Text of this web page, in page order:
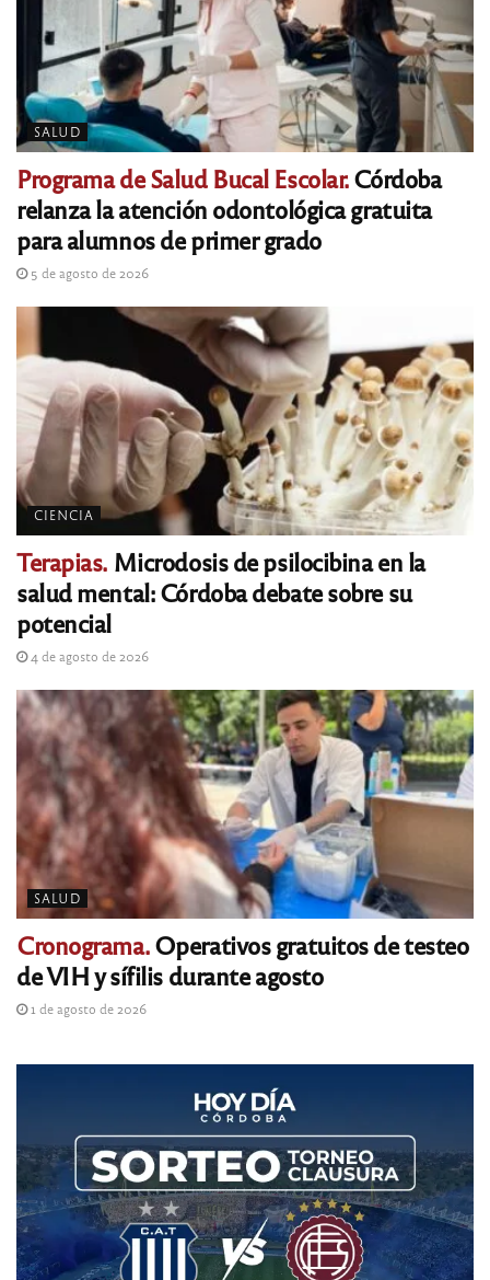
SALUD
Programa de Salud Bucal Escolar.Córdoba
relanza la atención odontológica gratuita
para alumnos de primer grado
5 de agosto de 2026
CIENCIA
Terapias. Microdosis de psilocibina en la
salud mental: Córdoba debate sobre su
potencial
4 de agosto de 2026
SALUD
Cronograma.Operativos gratuitos de testeo
de VIH y sífilis durante agosto
1 de agosto de 2026